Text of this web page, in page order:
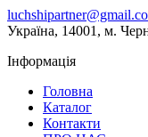
Українa, 14001, м.
Інформація
Головна
Каталог
Контакти